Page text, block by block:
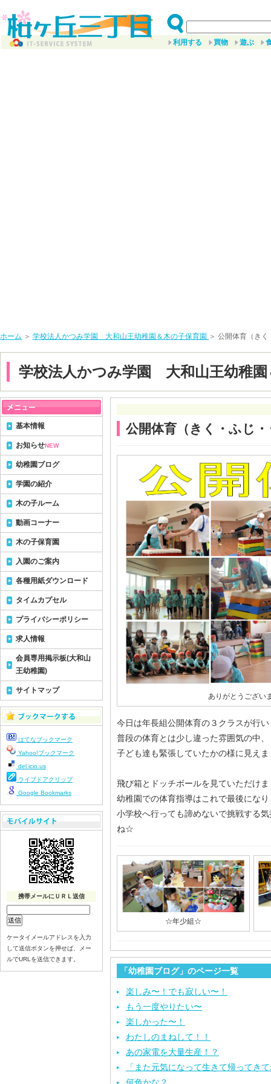
利用する 買物 遊ぶ
ホーム ＞ 学校法人かつみ学園 大和山王幼稚園＆木の子保育園 ＞ 公開体育（き
学校法人かつみ学園 大和山王幼稚園
公開体育（きく・ふじ
ありがとうござい
今日は年長組公開体育の３クラスが行
普段の体育とは少し違った雰囲気の中、
子ども達も緊張していたかの様に見えま
飛び箱とドッチボールを見ていただけ
幼稚園での体育指導はこれで最後にな
小学校へ行っても諦めないで挑戦する
ね☆
☆年少組☆
「幼稚園ブログ」のページ一覧
楽しみ〜！でも寂しい〜！
もう一度やりたい〜
楽しかった〜！
わたしのまねして！！
あの家電を大量生産！？
「また元気になって生きて帰ってき
基本情報
お知らせNEW
幼稚園ブログ
学園の紹介
木の子ルーム
動画コーナー
木の子保育園
入園のご案内
各種用紙ダウンロード
タイムカプセル
プライバシーポリシー
求人情報
会員専用掲示板(大和山
王幼稚園)
サイトマップ
はてなブックマーク
Yahoo!ブックマーク
del.icio.us
ライブドアクリップ
Google Bookmarks
携帯メールにＵＲＬ送信
ケータイメールアドレスを入力
して送信ボタンを押せば、メー
ルでURLを送信できます。